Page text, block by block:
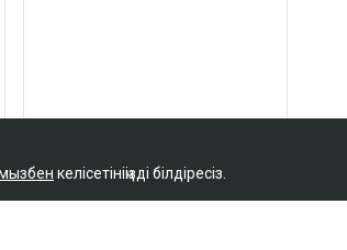
келісетініңізді білдіресіз.